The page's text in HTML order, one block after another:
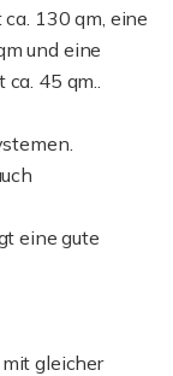
130 qm, eine
und eine
45 qm..
eine gute
gleicher